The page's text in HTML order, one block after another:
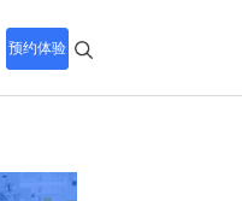
预约体验